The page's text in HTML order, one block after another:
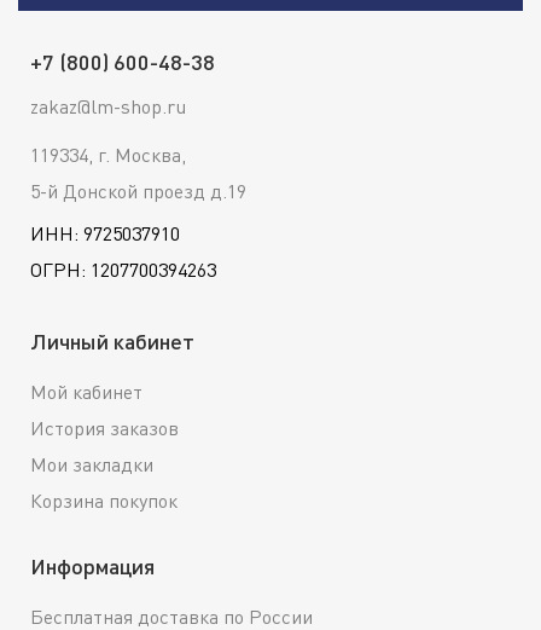
+7 (800) 600-48-38
zakaz@lm-shop.ru
119334, г. Москва,
5-й Донской проезд д.19
ИНН: 9725037910
ОГРН: 1207700394263
Личный кабинет
Мой кабинет
История заказов
Мои закладки
Корзина покупок
Информация
Бесплатная доставка по России